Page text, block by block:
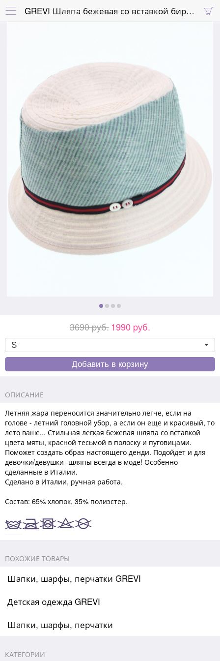
 
GREVI Шляпа бежевая со вставкой бирюзового цвета и красной отделкой
3690 pуб.1990 pуб.
ОПИСАНИЕ
Летняя жара переносится значительно легче, если на
голове - летний головной убор, а если он еще и красивый, то
лето ваше... Стильная легкая бежевая шляпа со вставкой
цвета мяты, красной тесьмой в полоску и пуговицами.
Поможет создать образ настоящего денди. Подойдет и для
девочки/девушки -шляпы всегда в моде! Особенно
сделанные в Италии.
Сделано в Италии, ручная работа.
Состав: 65% хлопок, 35% полиэстер.
ПОХОЖИЕ ТОВАРЫ
Шапки, шарфы, перчатки GREVI
Детская одежда GREVI
Шапки, шарфы, перчатки
КАТЕГОРИИ